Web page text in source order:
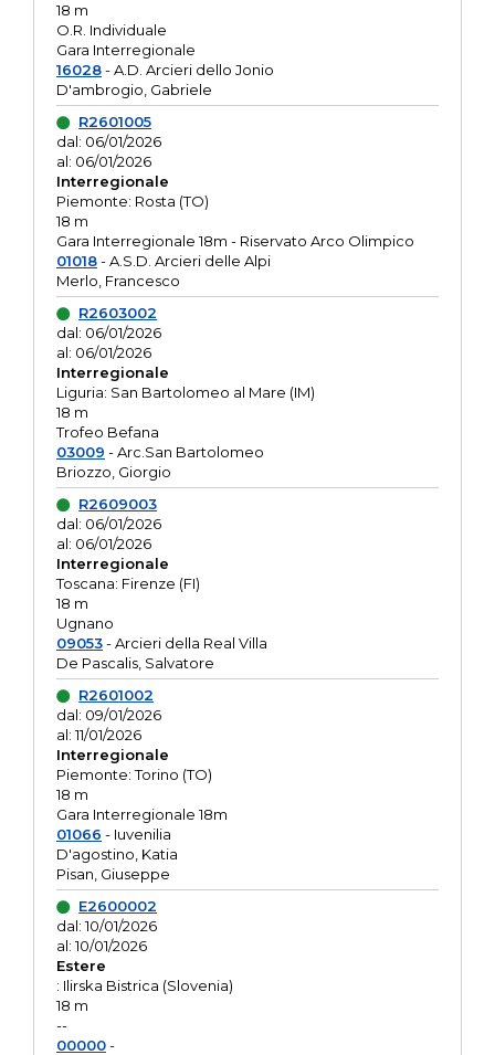
18 m
O.R. Individuale
Gara Interregionale
16028- A.D. Arcieri dello Jonio
D'ambrogio, Gabriele
R2601005
dal: 06/01/2026
al: 06/01/2026
Interregionale
Piemonte: Rosta (TO)
18 m
Gara Interregionale 18m - Riservato Arco Olimpico
01018- A.S.D. Arcieri delle Alpi
Merlo, Francesco
R2603002
dal: 06/01/2026
al: 06/01/2026
Interregionale
Liguria: San Bartolomeo al Mare (IM)
18 m
Trofeo Befana
03009 - Arc.San Bartolomeo
Briozzo, Giorgio
R2609003
dal: 06/01/2026
al: 06/01/2026
Interregionale
Toscana: Firenze (FI)
18 m
Ugnano
09053- Arcieri della Real Villa
De Pascalis, Salvatore
R2601002
dal: 09/01/2026
al: 11/01/2026
Interregionale
Piemonte: Torino (TO)
18 m
Gara Interregionale 18m
01066 - Iuvenilia
D'agostino, Katia
Pisan, Giuseppe
E2600002
dal: 10/01/2026
al: 10/01/2026
Estere
: Ilirska Bistrica (Slovenia)
18 m
--
00000-